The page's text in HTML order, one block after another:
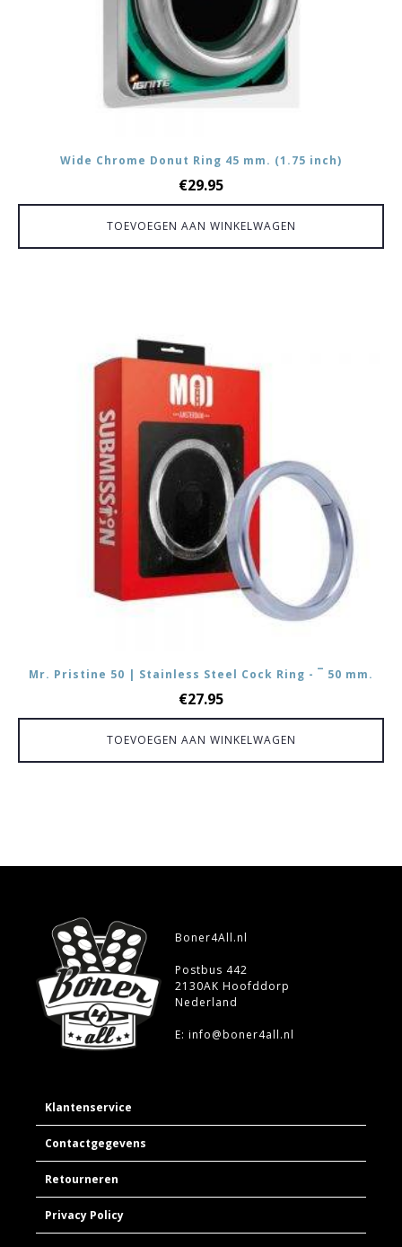
Wide Chrome Donut Ring 45 mm. (1.75 inch)
€29.95
TOEVOEGEN AAN WINKELWAGEN
Mr. Pristine 50 | Stainless Steel Cock Ring - ¯ 50 mm.
€27.95
TOEVOEGEN AAN WINKELWAGEN
Boner4All.nl
Postbus 442
2130AK Hoofddorp
Nederland
E: info@boner4all.nl
Klantenservice
Contactgegevens
Retourneren
Privacy Policy